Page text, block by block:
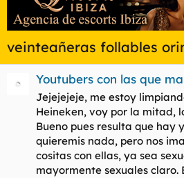
veinteañeras follables
Youtubers con las que
Jejejejeje, me estoy
Heineken, voy por la mitad,
Bueno pues resulta que hay
quieremis nada, pero nos
cositas con ellas, ya sea
mayormente sexuales claro.